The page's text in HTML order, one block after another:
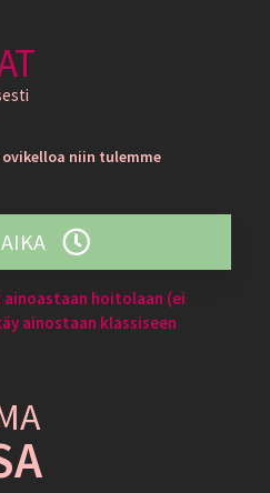
niin tulemme
hoitolaan (ei
ainostaan klassiseen